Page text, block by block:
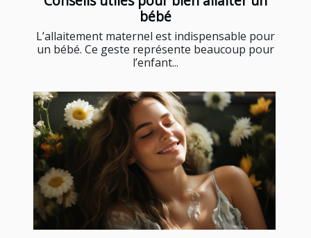
bébé
L’allaitement maternel est indispensable pour
un bébé. Ce geste représente beaucoup pour
l’enfant...